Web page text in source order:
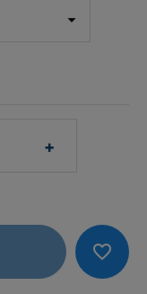
+
favorite_border